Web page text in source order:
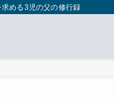
める3児の父の修行録